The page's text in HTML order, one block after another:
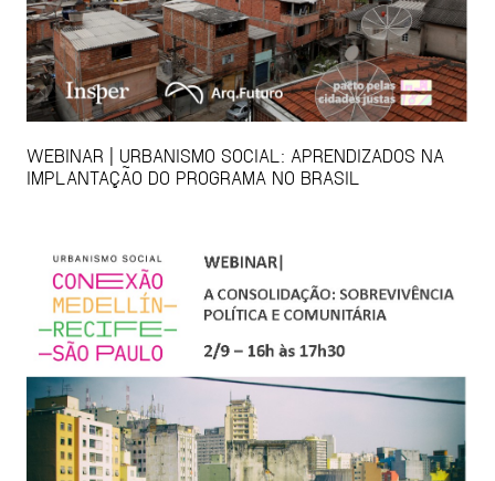
WEBINAR | URBANISMO SOCIAL: APRENDIZADOS NA
IMPLANTAÇÃO DO PROGRAMA NO BRASIL